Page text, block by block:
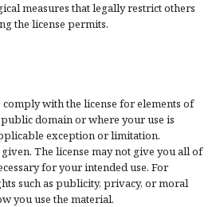
measuresthat legally restrict others
the license permits.
comply with the license for elements of
domain or where your use is
exception or limitation.
The license may not give you all of
for your intended use. For
such as publicity, privacy, or moral
you use the material.